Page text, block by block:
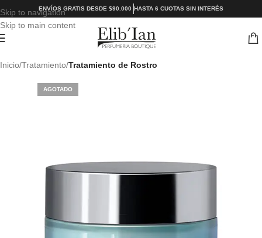
Skip to navigation
Skip to main content
ENVÍOS GRATIS DESDE $90.000 HASTA 6 CUOTAS SIN INTERÉS
Inicio Tratamiento Tratamiento de Rostro
AGOTADO